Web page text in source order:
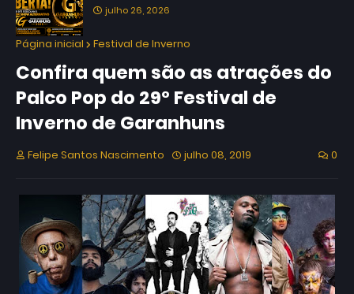
julho 26, 2026
Página inicial Festival de Inverno
Confira quem são as atrações do
Palco Pop do 29° Festival de
Inverno de Garanhuns
Felipe Santos Nascimento julho 08, 2019 0